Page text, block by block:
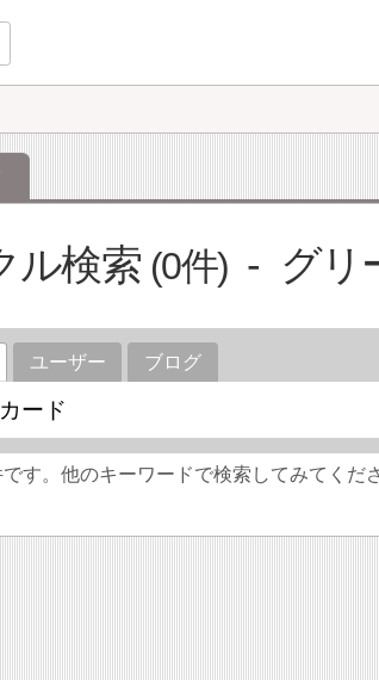
ル検索 0 グリ
ユーザー ブログ
す。他のキーワードで検索してみてくだ